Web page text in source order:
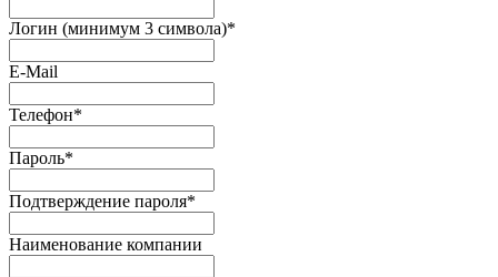
Логин (минимум 3 символа)*
E-Mail
Телефон*
Пароль*
Подтверждение пароля*
Наименование компании